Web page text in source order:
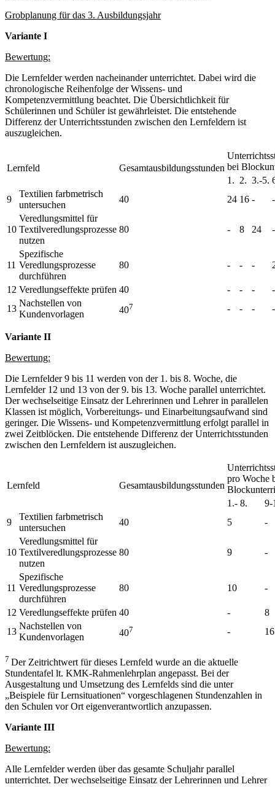
Grobplanung für das 3. Ausbildungsjahr
Variante I
Bewertung:
Die Lernfelder werden nacheinander unterrichtet. Dabei wird die
chronologische Reihenfolge der Wissens- und
Kompetenzvermittlung beachtet. Die Übersichtlichkeit für
Schülerinnen und Schüler ist gewährleistet. Die entstehende
Differenz der Unterrichtsstunden zwischen den Lernfeldern ist
auszugleichen.
Lernfeld Gesamtausbildungsstunden bei
1. 2. 3.-5.
9
Textilien farbmetrisch
untersuchen
40 24 16 - -
10
Veredlungsmittel für
Textilveredlungsprozesse
nutzen
80 - 8 24 -
11
Spezifische
Veredlungsprozesse
durchführen
80 - - -
12 Veredlungseffekte prüfen 40 - - -
-
13
Nachstellen von
Kundenvorlagen
407 - - - -
Variante II
Bewertung:
Die Lernfelder 9 bis 11 werden von der 1. bis 8. Woche, die
Lernfelder 12 und 13 von der 9. bis 13. Woche parallel unterrichtet.
Der wechselseitige Einsatz der Lehrerinnen und Lehrer in parallelen
Klassen ist möglich, Vorbereitungs- und Einarbeitungsaufwand sind
geringer. Die Wissens- und Kompetenzvermittlung erfolgt parallel in
zwei Zeitblöcken. Die entstehende Differenz der Unterrichtsstunden
zwischen den Lernfeldern ist auszugleichen.
Lernfeld Gesamtausbildungsstunden
pro Woche
1.- 8.
9-
9
Textilien farbmetrisch
untersuchen
40 5 -
10
Veredlungsmittel für
Textilveredlungsprozesse
nutzen
80 9 -
11
Spezifische
Veredlungsprozesse
durchführen
80 10 -
12 Veredlungseffekte prüfen 40 -
8
13
Nachstellen von
Kundenvorlagen
407 - 16
7 Der Zeitrichtwert für dieses Lernfeld wurde an die aktuelle
Stundentafel lt. KMK-Rahmenlehrplan angepasst. Bei der
Ausgestaltung und Umsetzung des Lernfelds sind die unter
„Beispiele für Lernsituationen“ vorgeschlagenen Stundenzahlen in
den Schulen vor Ort eigenverantwortlich anzupassen.
Variante III
Bewertung:
Alle Lernfelder werden über das gesamte Schuljahr parallel
unterrichtet. Der wechselseitige Einsatz der Lehrerinnen und Lehrer